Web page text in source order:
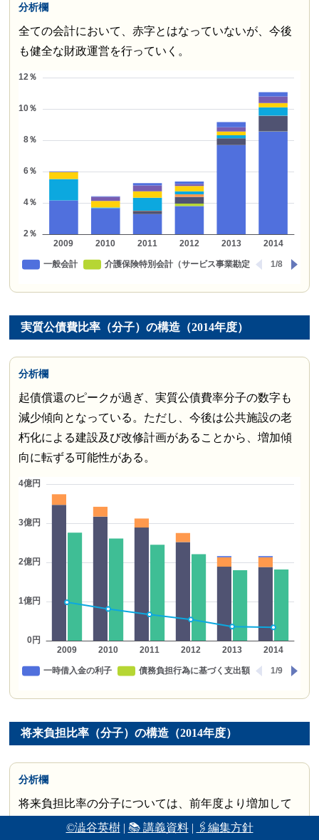
©澁谷英樹| 📚 講義資料| 🖇編集方針
分析欄
全ての会計において、赤字とはなっていないが、今後
も健全な財政運営を行っていく。
実質公債費比率（分子）の構造（2014年度）
分析欄
起債償還のピークが過ぎ、実質公債費率分子の数字も
減少傾向となっている。ただし、今後は公共施設の老
朽化による建設及び改修計画があることから、増加傾
向に転ずる可能性がある。
将来負担比率（分子）の構造（2014年度）
分析欄
将来負担比率の分子については、前年度より増加して
いるが、マイナスとなっている。これは、消防デジタ